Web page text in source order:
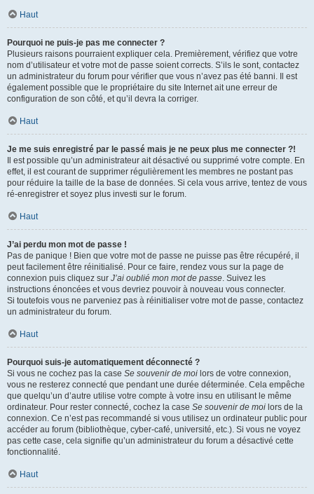
Haut
Pourquoi ne puis-je pas me connecter ?
Plusieurs raisons pourraient expliquer cela. Premièrement, vérifiez que votre
nom d’utilisateur et votre mot de passe soient corrects. S’ils le sont, contactez
un administrateur du forum pour vérifier que vous n’avez pas été banni. Il est
également possible que le propriétaire du site Internet ait une erreur de
configuration de son côté, et qu’il devra la corriger.
Haut
Je me suis enregistré par le passé mais je ne peux plus me connecter ?!
Il est possible qu’un administrateur ait désactivé ou supprimé votre compte. En
effet, il est courant de supprimer régulièrement les membres ne postant pas
pour réduire la taille de la base de données. Si cela vous arrive, tentez de vous
ré-enregistrer et soyez plus investi sur le forum.
Haut
J’ai perdu mon mot de passe !
Pas de panique ! Bien que votre mot de passe ne puisse pas être récupéré, il
peut facilement être réinitialisé. Pour ce faire, rendez vous sur la page de
connexion puis cliquez sur J’ai oublié mon mot de passe. Suivez les
instructions énoncées et vous devriez pouvoir à nouveau vous connecter.
Si toutefois vous ne parveniez pas à réinitialiser votre mot de passe, contactez
un administrateur du forum.
Haut
Pourquoi suis-je automatiquement déconnecté ?
Si vous ne cochez pas la case Se souvenir de moi lors de votre connexion,
vous ne resterez connecté que pendant une durée déterminée. Cela empêche
que quelqu’un d’autre utilise votre compte à votre insu en utilisant le même
ordinateur. Pour rester connecté, cochez la case Se souvenir de moi lors de la
connexion. Ce n’est pas recommandé si vous utilisez un ordinateur public pour
accéder au forum (bibliothèque, cyber-café, université, etc.). Si vous ne voyez
pas cette case, cela signifie qu’un administrateur du forum a désactivé cette
fonctionnalité.
Haut